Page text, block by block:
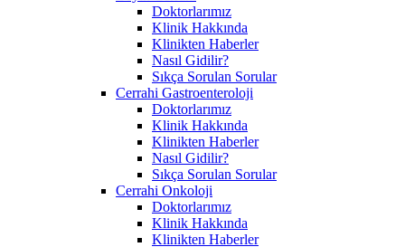
Doktorlarımız
Klinik Hakkında
Klinikten Haberler
Nasıl Gidilir?
Sıkça Sorulan Sorular
Cerrahi Gastroenteroloji
Doktorlarımız
Klinik Hakkında
Klinikten Haberler
Nasıl Gidilir?
Sıkça Sorulan Sorular
Cerrahi Onkoloji
Doktorlarımız
Klinik Hakkında
Klinikten Haberler